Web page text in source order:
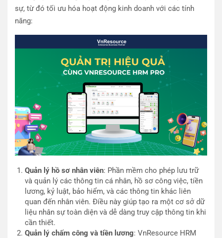
sự, từ đó tối ưu hóa hoạt động kinh doanh với các tính
năng:
Quản lý hồ sơ nhân viên: Phần mềm cho phép lưu trữ
và quản lý các thông tin cá nhân, hồ sơ công việc, tiền
lương, kỷ luật, bảo hiểm, và các thông tin khác liên
quan đến nhân viên. Điều này giúp tạo ra một cơ sở dữ
liệu nhân sự toàn diện và dễ dàng truy cập thông tin khi
cần thiết.
Quản lý chấm công và tiền lương: VnResource HRM